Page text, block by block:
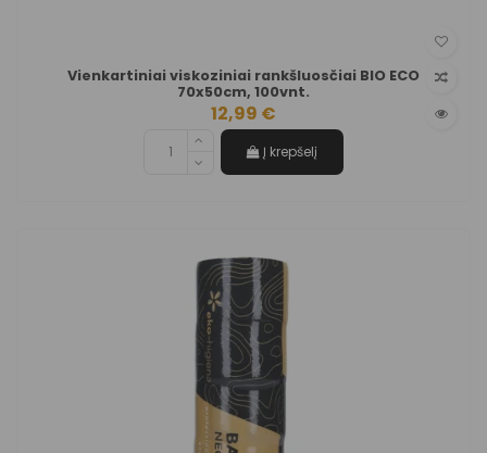
Vienkartiniai viskoziniai rankšluosčiai BIO ECO
70x50cm, 100vnt.
12,99 €
Į krepšelį